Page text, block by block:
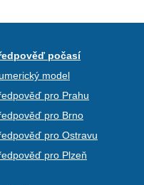
počasí
model
pro Prahu
pro Brno
pro Ostravu
pro Plzeň